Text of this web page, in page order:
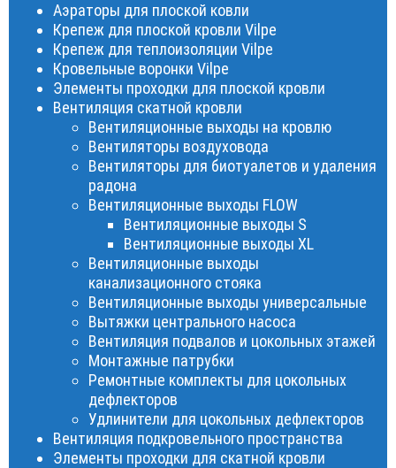
Аэраторы для плоской ковли
Крепеж для плоской кровли Vilpe
Крепеж для теплоизоляции Vilpe
Кровельные воронки Vilpe
Элементы проходки для плоской кровли
Вентиляция скатной кровли
Вентиляционные выходы на кровлю
Вентиляторы воздуховода
Вентиляторы для биотуалетов и удаления
радона
Вентиляционные выходы FLOW
Вентиляционные выходы S
Вентиляционные выходы XL
Вентиляционные выходы
канализационного стояка
Вентиляционные выходы универсальные
Вытяжки центрального насоса
Вентиляция подвалов и цокольных этажей
Монтажные патрубки
Ремонтные комплекты для цокольных
дефлекторов
Удлинители для цокольных дефлекторов
Вентиляция подкровельного пространства
Элементы проходки для скатной кровли